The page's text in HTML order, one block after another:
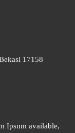
17158
Ipsum available,